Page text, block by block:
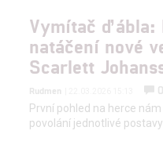
Vymítač
natáčení nové
Scarlett
Rudmen
0
První pohled na herce
povolání jednotlivé